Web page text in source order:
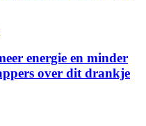
energie en minder
over dit drankje